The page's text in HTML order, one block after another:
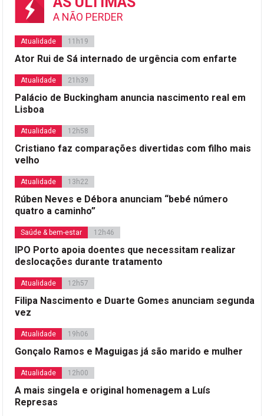
A NÃO PERDER
Atualidade 11h19
Ator Rui de Sá internado de urgência com enfarte
Atualidade 21h39
Palácio de Buckingham anuncia nascimento real em
Lisboa
Atualidade 12h58
Cristiano faz comparações divertidas com filho mais
velho
Atualidade 13h22
Rúben Neves e Débora anunciam “bebé número
quatro a caminho”
Saúde & bem-estar 12h46
IPO Porto apoia doentes que necessitam realizar
deslocações durante tratamento
Atualidade 12h57
Filipa Nascimento e Duarte Gomes anunciam segunda
vez
Atualidade 19h06
Gonçalo Ramos e Maguigas já são marido e mulher
Atualidade 12h00
A mais singela e original homenagem a Luís
Represas